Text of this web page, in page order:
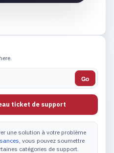
Go
ticket de support
une solution à votre problème
, vous pouvez soumettre
catégories de support.